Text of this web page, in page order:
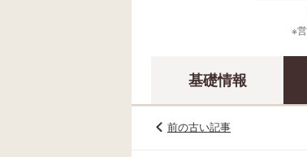
※
基礎情報
前の古い記事